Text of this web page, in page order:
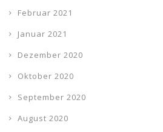
Februar 2021
Januar 2021
Dezember 2020
Oktober 2020
September 2020
August 2020